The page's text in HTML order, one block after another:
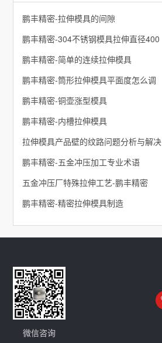
鹏丰精密-拉伸模具的间隙
鹏丰精密-304不锈钢模具拉伸直径400
鹏丰精密-简单的连续拉伸模具
鹏丰精密-筒形拉伸模具平面度怎么调
鹏丰精密-铜壶涨型模具
鹏丰精密-内槽拉伸模具
拉伸模具产品壁的纹路问题分析与解决
鹏丰精密-五金冲压加工专业术语
五金冲压厂特殊拉伸工艺-鹏丰精密
鹏丰精密-精密拉伸模具制造
微信咨询